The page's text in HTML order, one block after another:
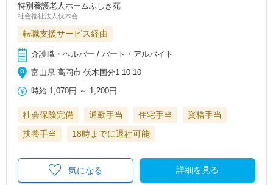
特別養護老人ホームふしき苑
社会福祉法人伏木会
転職支援サービス経由
介護職・ヘルパー / パート・アルバイト
富山県 高岡市 伏木国分1-10-10
時給 1,070円 ～ 1,200円
社会保険完備 通勤手当 住宅手当
資格手当
扶養手当
18時までに退社可能
詳細を見る
気になる